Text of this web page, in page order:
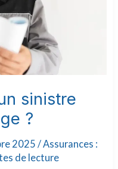
sinistre
?
2025 /Assurances :
de lecture